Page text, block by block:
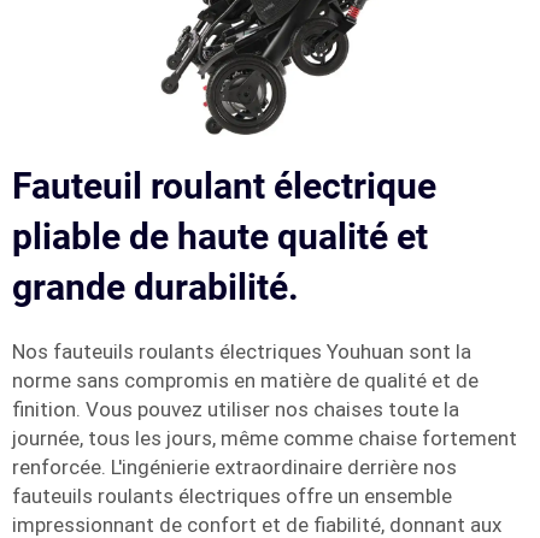
Fauteuil roulant électrique
pliable de haute qualité et
grande durabilité.
Nos fauteuils roulants électriques Youhuan sont la
norme sans compromis en matière de qualité et de
finition. Vous pouvez utiliser nos chaises toute la
journée, tous les jours, même comme chaise fortement
renforcée. L'ingénierie extraordinaire derrière nos
fauteuils roulants électriques offre un ensemble
impressionnant de confort et de fiabilité, donnant aux